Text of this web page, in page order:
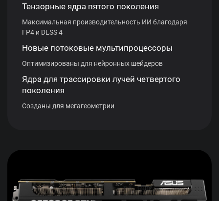
Тензорные ядра пятого поколения
Максимальная производительность ИИ благодаря
FP4 и DLSS 4
Новые потоковые мультипроцессоры
Оптимизированы для нейронных шейдеров
Ядра для трассировки лучей четвертого
поколения
Созданы для мегагеометрии